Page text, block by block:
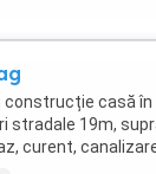
casă în
stradale 19m,
curent,